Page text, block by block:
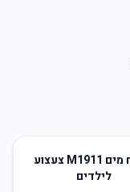
אקדח מים M1911 צעצוע
לילדים